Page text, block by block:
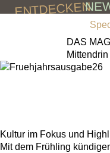
Skip to main content
ENTDECKEN
DAS
Mittendrin
Kultur im Fokus und
Mit dem Frühling